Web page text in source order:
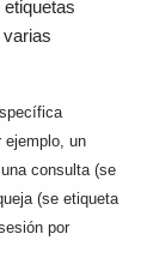
ejemplo, un
consulta (se
(se etiqueta
por